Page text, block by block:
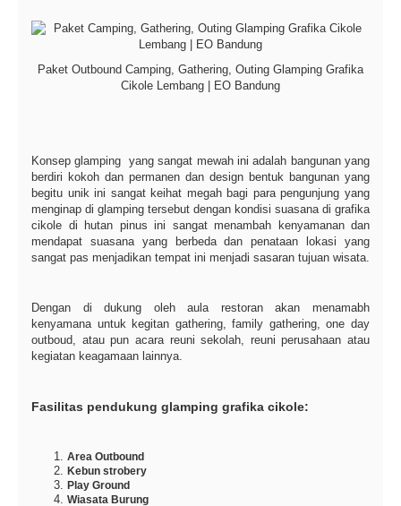
Paket Outbound Camping, Gathering, Outing Glamping Grafika
Cikole Lembang | EO Bandung
Konsep glamping yang sangat mewah ini adalah bangunan yang
berdiri kokoh dan permanen dan design bentuk bangunan yang
begitu unik ini sangat keihat megah bagi para pengunjung yang
menginap di glamping tersebut dengan kondisi suasana di grafika
cikole di hutan pinus ini sangat menambah kenyamanan dan
mendapat suasana yang berbeda dan penataan lokasi yang
sangat pas menjadikan tempat ini menjadi sasaran tujuan wisata.
Dengan di dukung oleh aula restoran akan menamabh
kenyamana untuk kegitan gathering, family gathering, one day
outboud, atau pun acara reuni sekolah, reuni perusahaan atau
kegiatan keagamaan lainnya.
Fasilitas pendukung glamping grafika cikole:
Area Outbound
Kebun strobery
Play Ground
Wiasata Burung